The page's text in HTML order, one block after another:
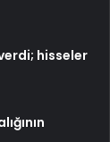
hisseler